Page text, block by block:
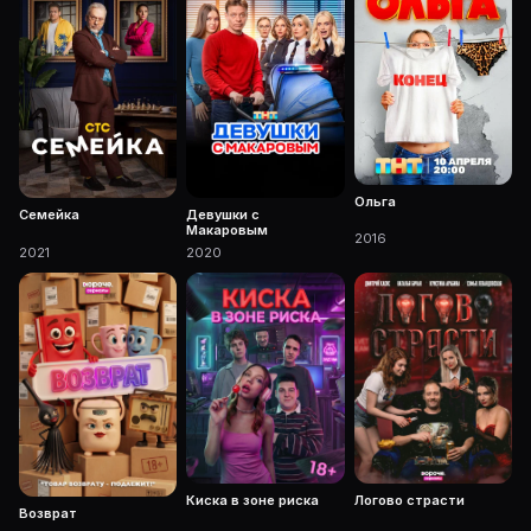
Семейка
2021
Девушки с
Макаровым
2020
Ольга
2016
Возврат
Киска в зоне риска Логово страсти